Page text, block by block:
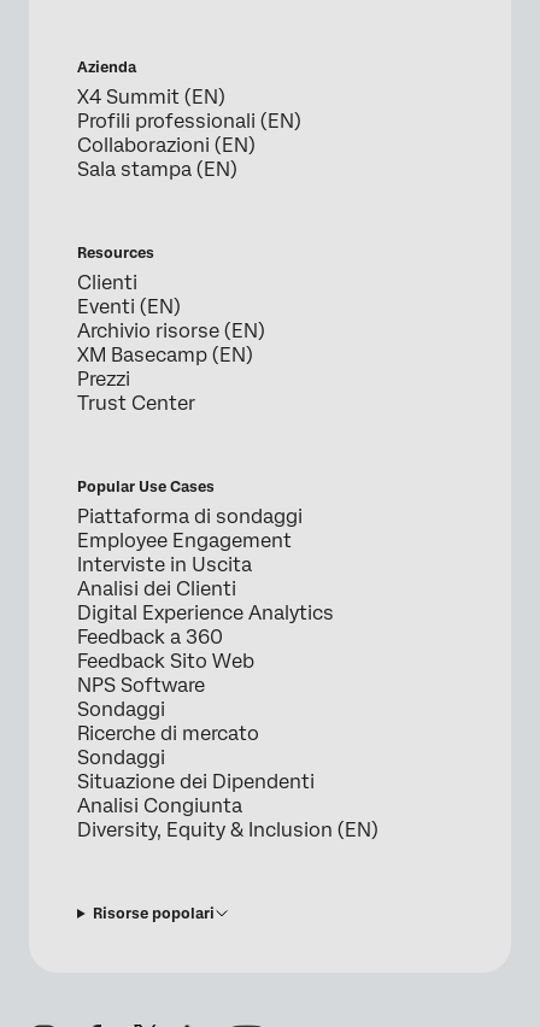
Azienda
X4 Summit (EN)
Profili professionali (EN)
Collaborazioni (EN)
Sala stampa (EN)
Resources
Clienti
Eventi (EN)
Archivio risorse (EN)
XM Basecamp (EN)
Prezzi
Trust Center
Popular Use Cases
Piattaforma di sondaggi
Employee Engagement
Interviste in Uscita
Analisi dei Clienti
Digital Experience Analytics
Feedback a 360
Feedback Sito Web
NPS Software
Sondaggi
Ricerche di mercato
Sondaggi
Situazione dei Dipendenti
Analisi Congiunta
Diversity, Equity & Inclusion (EN)
Risorse popolari